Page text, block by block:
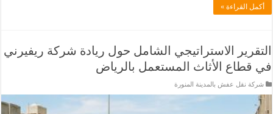
أكمل القراءة »
التقرير الاستراتيجي الشامل حول ريادة شركة ريفيرني
في قطاع الأثاث المستعمل بالرياض
شركة نقل عفش بالمدينة المنورة